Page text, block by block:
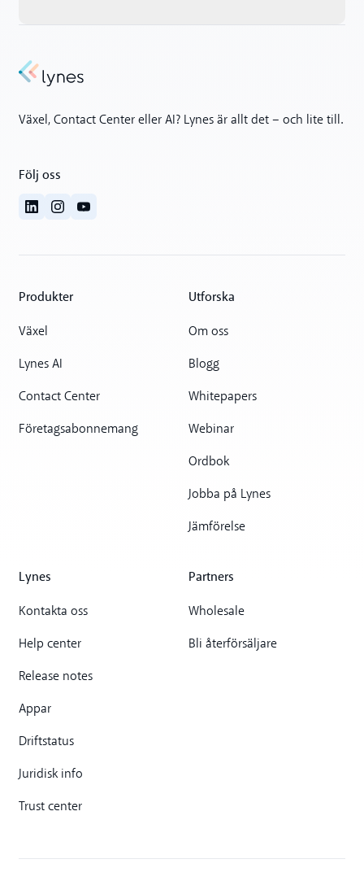
Växel, Contact Center eller AI? Lynes är allt det – och lite till.
Följ oss
Produkter
Växel
Lynes AI
Contact Center
Företagsabonnemang
Utforska
Om oss
Blogg
Whitepapers
Webinar
Ordbok
Jobba på Lynes
Jämförelse
Lynes
Kontakta oss
Help center
Release notes
Appar
Driftstatus
Juridisk info
Trust center
Partners
Wholesale
Bli återförsäljare